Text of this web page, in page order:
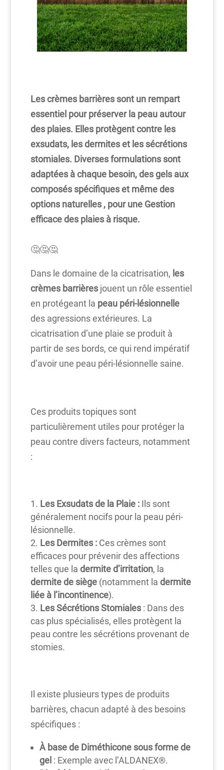
Les crèmes barrières sont un rempart
essentiel pour préserver la peau autour
des plaies. Elles protègent contre les
exsudats, les dermites et les sécrétions
stomiales. Diverses formulations sont
adaptées à chaque besoin, des gels aux
composés spécifiques et même des
options naturelles , pour une Gestion
efficace des plaies à risque.
🤔🤔🤔
Dans le domaine de la cicatrisation, les
crèmes barrièresjouent un rôle essentiel
en protégeant la peau péri-lésionnelle
des agressions extérieures. La
cicatrisation d’une plaie se produit à
partir de ses bords, ce qui rend impératif
d’avoir une peau péri-lésionnelle saine.
Ces produits topiques sont
particulièrement utiles pour protéger la
peau contre divers facteurs, notamment
:
Les Exsudats de la Plaie : Ils sont
généralement nocifs pour la peau péri-
lésionnelle.
Les Dermites :Ces crèmes sont
efficaces pour prévenir des affections
telles que la dermite d’irritation, la
dermite de siège(notamment la dermite
liée à l’incontinence).
Les Sécrétions Stomiales: Dans des
cas plus spécialisés, elles protègent la
peau contre les sécrétions provenant de
stomies.
Il existe plusieurs types de produits
barrières, chacun adapté à des besoins
spécifiques :
À base de Diméthicone sous forme de
gel : Exemple avec l’ALDANEX®.